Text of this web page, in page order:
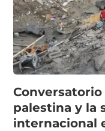
palestina y la
internacional